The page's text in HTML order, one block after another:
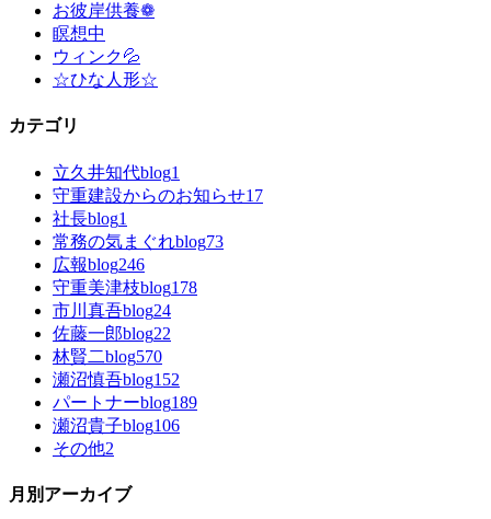
お彼岸供養❁
瞑想中
ウィンク💦
☆ひな人形☆
カテゴリ
立久井知代blog1
守重建設からのお知らせ17
社長blog1
常務の気まぐれblog73
広報blog246
守重美津枝blog178
市川真吾blog24
佐藤一郎blog22
林賢二blog570
瀬沼慎吾blog152
パートナーblog189
瀬沼貴子blog106
その他2
月別アーカイブ